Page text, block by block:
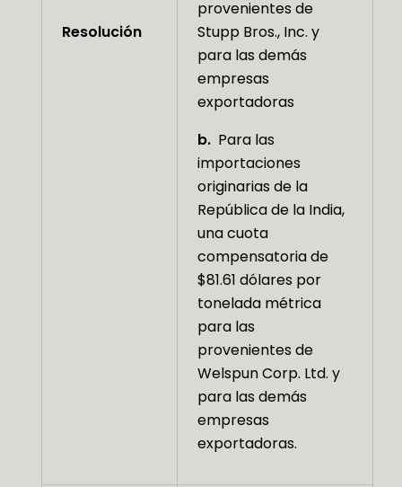
Resolución
provenientes de
Stupp Bros., Inc. y
para las demás
empresas
exportadoras
b. Para las
importaciones
originarias de la
República de la India,
una cuota
compensatoria de
$81.61 dólares por
tonelada métrica
para las
provenientes de
Welspun Corp. Ltd. y
para las demás
empresas
exportadoras.